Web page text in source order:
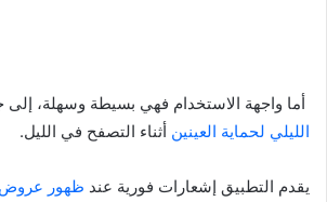
أما واجهة الاستخدام فهي بسيطة وسهلة، إلى
الليلي لحماية العينين أثناء التصفح في الليل.
يقدم التطبيق إشعارات فورية عند ظهور عروض